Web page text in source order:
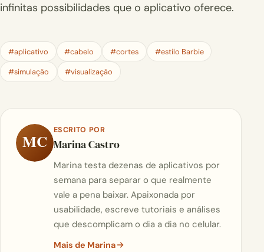
infinitas possibilidades que o aplicativo oferece.
#aplicativo #cabelo #cortes #estilo Barbie
#simulação #visualização
MC
ESCRITO POR
Marina Castro
Marina testa dezenas de aplicativos por
semana para separar o que realmente
vale a pena baixar. Apaixonada por
usabilidade, escreve tutoriais e análises
que descomplicam o dia a dia no celular.
Mais de Marina